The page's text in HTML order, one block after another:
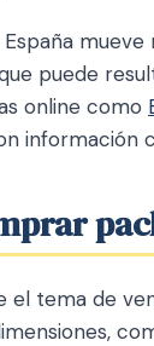
puede
online como
información
tema de